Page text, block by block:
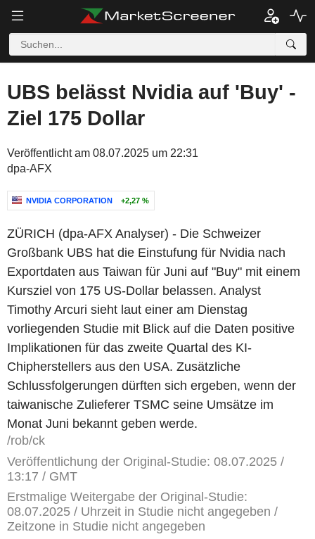
UBS belässt Nvidia auf 'Buy' -
Ziel 175 Dollar
Veröffentlicht am 08.07.2025 um 22:31
dpa-AFX
NVIDIA CORPORATION +2,27 %
ZÜRICH (dpa-AFX Analyser) - Die Schweizer
Großbank UBS hat die Einstufung für Nvidia nach
Exportdaten aus Taiwan für Juni auf "Buy" mit einem
Kursziel von 175 US-Dollar belassen. Analyst
Timothy Arcuri sieht laut einer am Dienstag
vorliegenden Studie mit Blick auf die Daten positive
Implikationen für das zweite Quartal des KI-
Chipherstellers aus den USA. Zusätzliche
Schlussfolgerungen dürften sich ergeben, wenn der
taiwanische Zulieferer TSMC seine Umsätze im
Monat Juni bekannt geben werde.
/rob/ck
Veröffentlichung der Original-Studie: 08.07.2025 /
13:17 / GMT
Erstmalige Weitergabe der Original-Studie:
08.07.2025 / Uhrzeit in Studie nicht angegeben /
Zeitzone in Studie nicht angegeben